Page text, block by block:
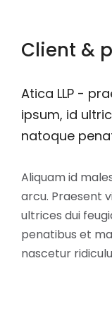
Client &
Atica LLP -
ipsum, id
natoque
Aliquam id
arcu. Praesent
ultrices dui
penatibus et
nascetur